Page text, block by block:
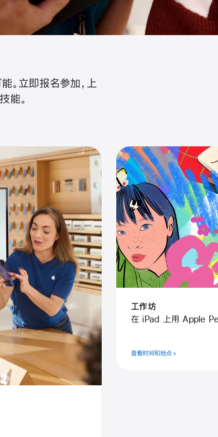
。立即报名参加，上
能。
工⁠作⁠坊
在 iPad 上用 Apple
查看时间和地点